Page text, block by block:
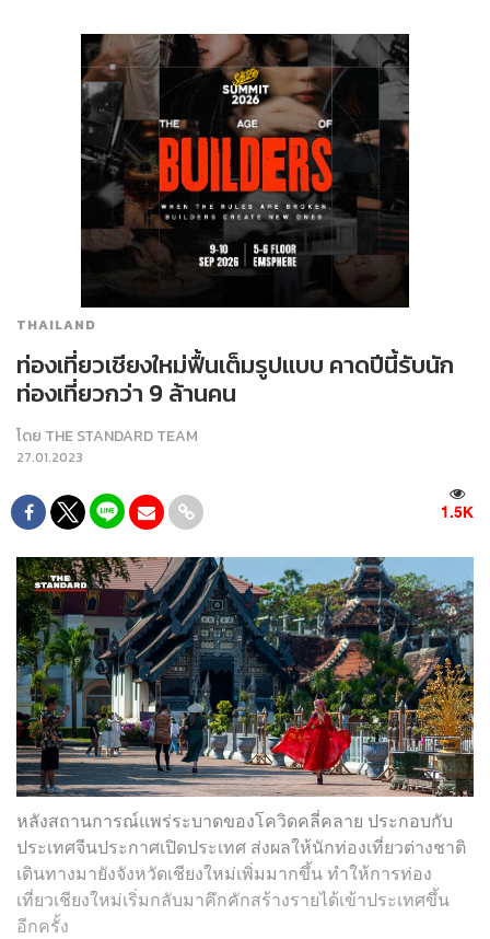
THAILAND
ท่องเที่ยวเชียงใหม่ฟื้นเต็มรูปแบบ คาดปีนี้รับนัก
ท่องเที่ยวกว่า 9 ล้านคน
โดย THE STANDARD TEAM
27.01.2023
1.5K
หลังสถานการณ์แพร่ระบาดของโควิดคลี่คลาย ประกอบกับ
ประเทศจีนประกาศเปิดประเทศ ส่งผลให้นักท่องเที่ยวต่างชาติ
เดินทางมายังจังหวัดเชียงใหม่เพิ่มมากขึ้น ทำให้การท่อง
เที่ยวเชียงใหม่เริ่มกลับมาคึกคักสร้างรายได้เข้าประเทศขึ้น
อีกครั้ง